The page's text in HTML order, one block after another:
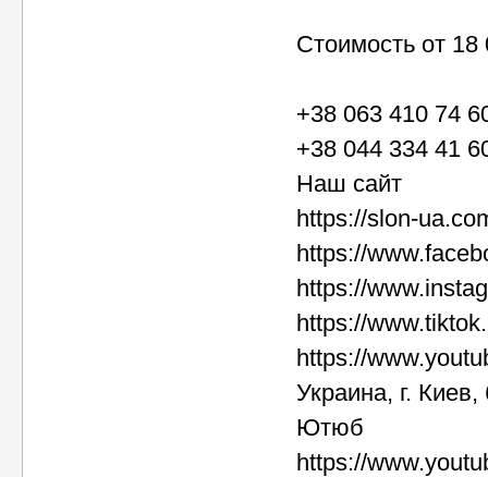
Стоимость от 18
+38 063 410 74
+38 044 334 41
Наш сайт
https://slon-
https://
https://
https://
https://
Украина, г.
Ютюб
https://